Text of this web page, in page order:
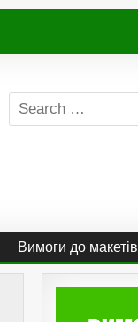
Search
for:
Вимоги до макетів